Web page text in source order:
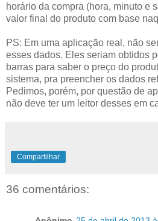
horário da compra (hora, minuto e
valor final do produto com base
PS: Em uma aplicação real, não
esses dados. Eles seriam obtidos
barras para saber o preço do
sistema, pra preencher os dados
Pedimos, porém, por questão de
não deve ter um leitor desses em
Compartilhar
36 comentários: